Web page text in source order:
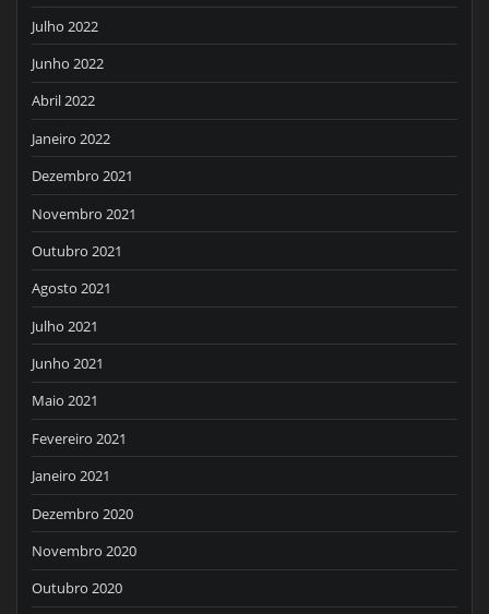
Julho 2022
Junho 2022
Abril 2022
Janeiro 2022
Dezembro 2021
Novembro 2021
Outubro 2021
Agosto 2021
Julho 2021
Junho 2021
Maio 2021
Fevereiro 2021
Janeiro 2021
Dezembro 2020
Novembro 2020
Outubro 2020